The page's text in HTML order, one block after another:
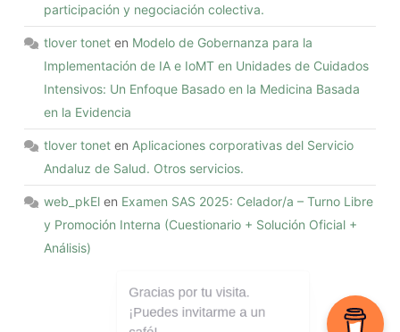
participación y negociación colectiva.
tlover tonet en Modelo de Gobernanza para la
Implementación de IA e IoMT en Unidades de Cuidados
Intensivos: Un Enfoque Basado en la Medicina Basada
en la Evidencia
tlover tonet en Aplicaciones corporativas del Servicio
Andaluz de Salud. Otros servicios.
web_pkEl en Examen SAS 2025: Celador/a – Turno Libre
y Promoción Interna (Cuestionario + Solución Oficial +
Análisis)